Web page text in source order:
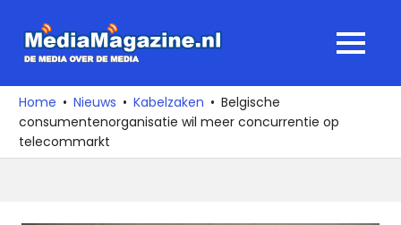
naar
media
over
de
media
MENU
Home Nieuws Kabelzaken
Belgische
consumentenorganisatie wil meer concurrentie op
telecommarkt